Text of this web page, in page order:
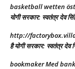
basketball wetten
योगी सरकार: स्वतंत्र देव
http://
है योगी सरकार: स्वतंत्र देव
bookmaker Med